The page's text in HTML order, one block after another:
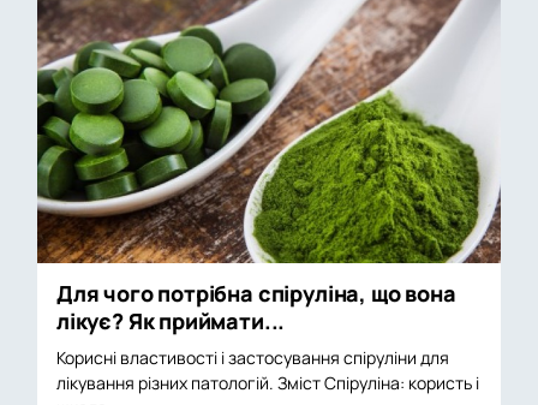
Для чого потрібна спіруліна, що вона
лікує? Як приймати...
Корисні властивості і застосування спіруліни для
лікування різних патологій. Зміст Спіруліна: користь і